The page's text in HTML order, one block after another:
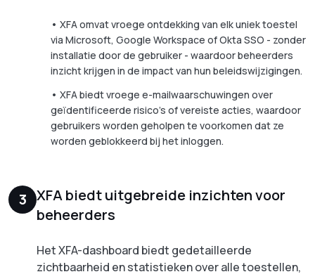
• XFA omvat vroege ontdekking van elk uniek toestel
via Microsoft, Google Workspace of Okta SSO - zonder
installatie door de gebruiker - waardoor beheerders
inzicht krijgen in de impact van hun beleidswijzigingen.
• XFA biedt vroege e-mailwaarschuwingen over
geïdentificeerde risico's of vereiste acties, waardoor
gebruikers worden geholpen te voorkomen dat ze
worden geblokkeerd bij het inloggen.
3 XFA biedt uitgebreide inzichten voor
beheerders
Het XFA-dashboard biedt gedetailleerde
zichtbaarheid en statistieken over alle toestellen,